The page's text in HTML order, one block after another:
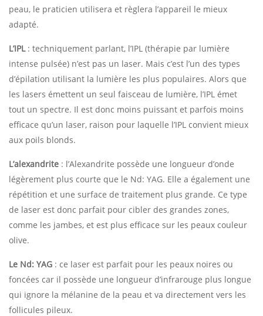
peau, le praticien utilisera et règlera l’appareil le mieux
adapté.
L’IPL: techniquement parlant, l’IPL (thérapie par lumière
intense pulsée) n’est pas un laser. Mais c’est l’un des types
d’épilation utilisant la lumière les plus populaires. Alors que
les lasers émettent un seul faisceau de lumière, l’IPL émet
tout un spectre. Il est donc moins puissant et parfois moins
efficace qu’un laser, raison pour laquelle l’IPL convient mieux
aux poils blonds.
L’alexandrite : l’Alexandrite possède une longueur d’onde
légèrement plus courte que le Nd: YAG. Elle a également une
répétition et une surface de traitement plus grande. Ce type
de laser est donc parfait pour cibler des grandes zones,
comme les jambes, et est plus efficace sur les peaux couleur
olive.
Le Nd: YAG : ce laser est parfait pour les peaux noires ou
foncées car il possède une longueur d’infrarouge plus longue
qui ignore la mélanine de la peau et va directement vers les
follicules pileux.